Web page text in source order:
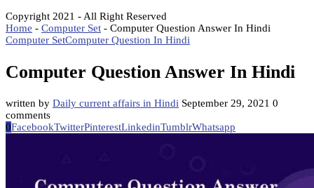
Copyright 2021 - All Right Reserved
Home - Computer Set - Computer Question Answer In Hindi
Computer SetComputer Question In Hindi
Computer Question Answer In Hindi
written by Daily current affairs in Hindi September 29, 2021 0
comments
0FacebookTwitterPinterestLinkedinTumblrWhatsapp